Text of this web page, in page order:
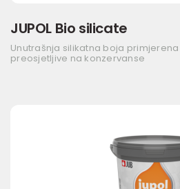
JUPOL Bio silicate
Unutrašnja silikatna boja
preosjetljive na konzervanse